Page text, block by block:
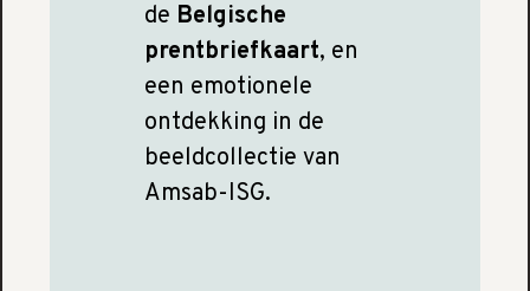
de Belgische
prentbriefkaart, en
een emotionele
ontdekking in de
beeldcollectie van
Amsab-ISG.